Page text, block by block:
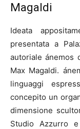
Magaldi
Ideata
presentata a
autoriale ánemos
Max Magaldi.
linguaggi
concepito un
dimensione
Studio Azzurro